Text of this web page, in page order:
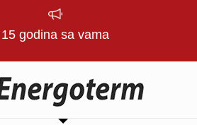
15 godina sa vama